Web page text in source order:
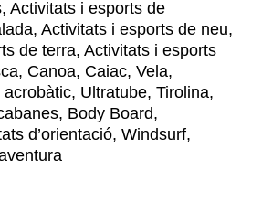
Activitats i esports de
Activitats i esports de neu,
de terra, Activitats i esports
Canoa, Caiac, Vela,
Ultratube, Tirolina,
Body Board,
d’orientació, Windsurf,